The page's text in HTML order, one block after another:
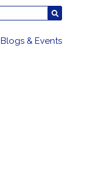
Blogs & Events